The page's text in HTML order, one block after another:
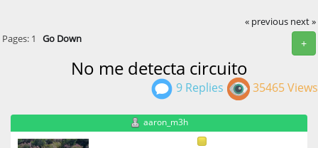
« previous next »
+
Pages: 1 Go Down
No me detecta circuito
9 Replies 35465 Views
aaron_m3h